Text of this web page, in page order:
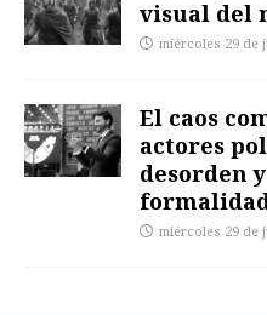
visual del
miércoles 29 de
El caos
actores
desorden
miércoles 29 de